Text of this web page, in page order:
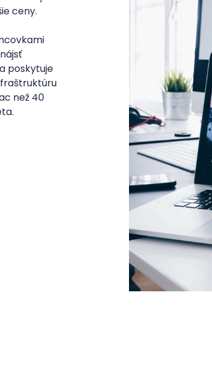
ceny.
poskytuje
než 40